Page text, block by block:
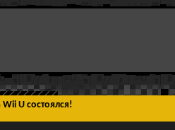
U состоялся!